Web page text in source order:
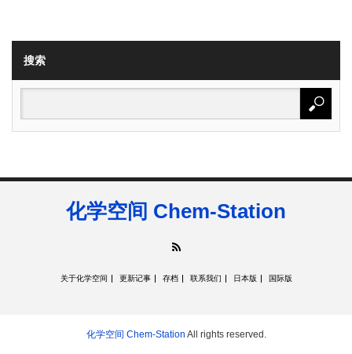
搜索
化学空间 Chem-Station
关于化学空间 更新记事 存档 联系我们 日本版 国际版
化学空间 Chem-Station All rights reserved.